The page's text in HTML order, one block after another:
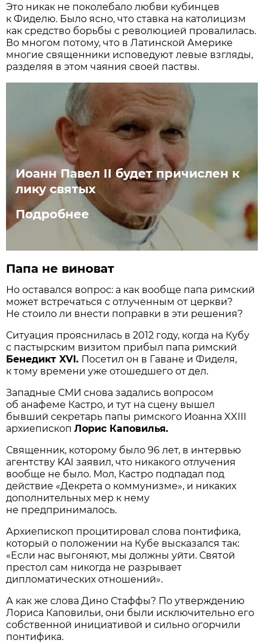
Это никак не поколебало любви кубинцев
к Фиделю. Было ясно, что ставка на католицизм
как средство борьбы с революцией провалилась.
Во многом потому, что в Латинской Америке
многие священники исповедуют левые взгляды,
разделяя в этом чаяния своей паствы.
Иоанн Павел II будет причислен к
лику святых
Подробнее
Папа не виноват
Но оставался вопрос: а как вообще папа римский
может встречаться с отлученным от церкви?
Не стоило ли внести поправки в эти решения?
Ситуация прояснилась в 2012 году, когда на Кубу
с пастырским визитом прибыл папа римский
Бенедикт XVI. Посетил он в Гаване и Фиделя,
к тому времени уже отошедшего от дел.
Западные СМИ снова задались вопросом
об анафеме Кастро, и тут на сцену вышел
бывший секретарь папы римского Иоанна XXIII
архиепископЛорис Каповилья.
Священник, которому было 96 лет, в интервью
агентству KAI заявил, что никакого отлучения
вообще не было. Мол, Кастро подпадал под
действие «Декрета о коммунизме», и никаких
дополнительных мер к нему
не предпринималось.
Архиепископ процитировал слова понтифика,
который о положении на Кубе высказался так:
«Если нас выгоняют, мы должны уйти. Святой
престол сам никогда не разрывает
дипломатических отношений».
А как же слова Дино Стаффы? По утверждению
Лориса Каповильи, они были исключительно его
собственной инициативой и сильно огорчили
понтифика.